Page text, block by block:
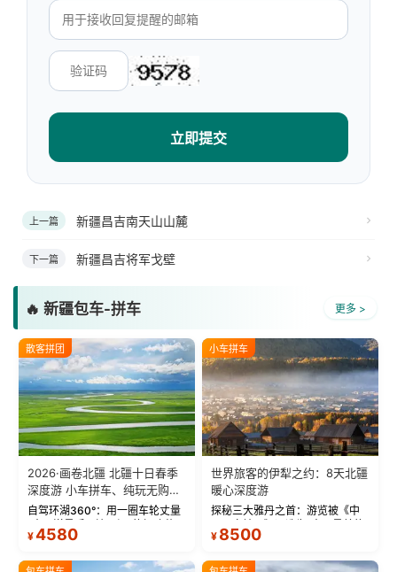
立即提交
上一篇 新疆昌吉南天山山麓
下一篇 新疆昌吉将军戈壁
🔥 新疆包车-拼车 更多 >
散客拼团
2026·画卷北疆 北疆十日春季
深度游 小车拼车、纯玩无购
物！
自驾环湖360°：用一圈车轮丈量
“大西洋最后一滴眼泪”的极致蔚
蓝。 赛湖旅拍：甄选多款风格服
绝美瞬间。 赛湖坦克300跟车视
¥4580
小车拼车
世界旅客的伊犁之约：8天北疆
暖心深度游
探秘三大雅丹之首：游览被《中
国国家地理》评选为“中国最美的
三大雅丹”第一名的克拉玛依魔鬼
瓦人最大村落——禾木村，欣赏
¥ 8500